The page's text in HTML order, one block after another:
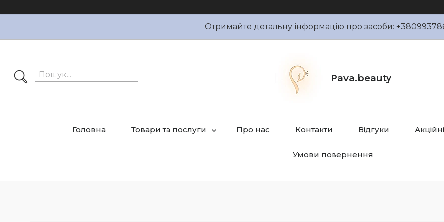
Отримайте детальну інформацію про засоби:
Pava.beauty
Головна Товари та послуги Про нас Контакти Відгуки
Умови повернення